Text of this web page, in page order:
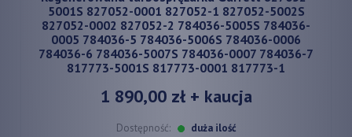
5001S 827052-0001 827052-1 827052-5002S
827052-0002 827052-2 784036-5005S 784036-
0005 784036-5 784036-5006S 784036-0006
784036-6 784036-5007S 784036-0007 784036-7
817773-5001S 817773-0001 817773-1
1 890,00 zł+ kaucja
Dostępność: duża ilość